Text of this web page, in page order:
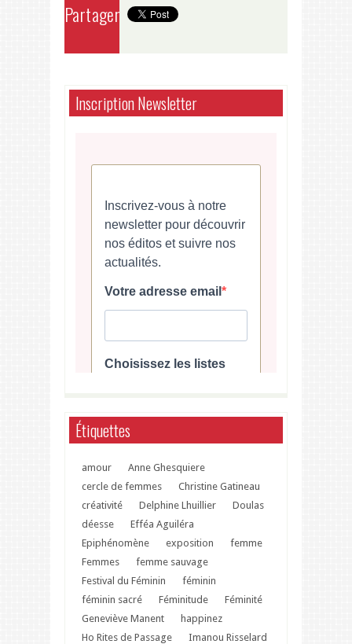
Partager
Inscription Newsletter
Étiquettes
amour
Anne Ghesquiere
cercle de femmes
Christine Gatineau
créativité
Delphine Lhuillier
Doulas
déesse
Efféa Aguiléra
Epiphénomène
exposition
femme
Femmes
femme sauvage
Festival du Féminin
féminin
féminin sacré
Féminitude
Féminité
Geneviève Manent
happinez
Ho Rites de Passage
Imanou Risselard